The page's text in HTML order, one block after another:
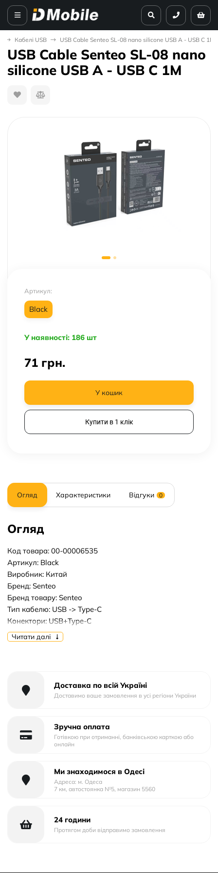
Кабелі USB USB Cable Senteo SL-08 nano silicone USB A - USB C 1M
USB Cable Senteo SL-08 nano
silicone USB A - USB C 1M
Артикул:
Black
У наявності: 186 шт
71 грн.
У кошик
Купити в 1 клік
Огляд Характеристики Відгуки 0
Огляд
Код товара: 00-00006535
Артикул: Black
Виробник: Китай
Бренд: Senteo
Бренд товару: Senteo
Тип кабелю: USB -> Type-C
Конектори: USB+Type-C
Потужність, вт: w15
Довжина кабелю, м: 1m
Читати далі
Доставка по всій Україні
Доставимо ваше замовлення в усі регіони України
Зручна оплата
Готівкою при отриманні, банківською карткою або
онлайн
Ми знаходимося в Одесі
Адреса: м. Одеса
7 км, автостоянка №5, магазин 5560
24 години
Протягом доби відправимо замовлення